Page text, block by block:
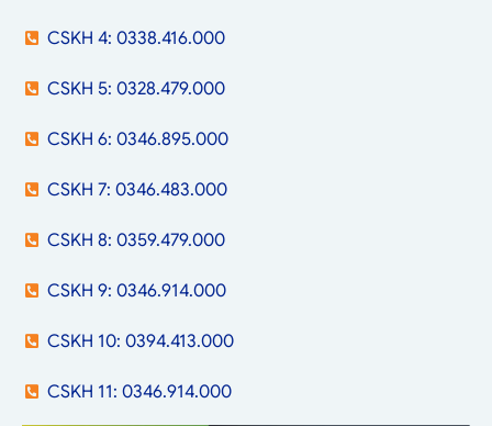
CSKH 4: 0338.416.000
CSKH 5: 0328.479.000
CSKH 6: 0346.895.000
CSKH 7: 0346.483.000
CSKH 8: 0359.479.000
CSKH 9: 0346.914.000
CSKH 10: 0394.413.000
CSKH 11: 0346.914.000